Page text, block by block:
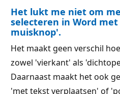
Het lukt me niet om
selecteren in Word
muisknop'.
Het maakt geen verschil
zowel 'vierkant' als
Daarnaast maakt het ook
'met tekst verplaatsen' of